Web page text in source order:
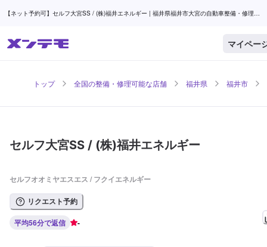
【ネット予約可】セルフ大宮SS / (株)福井エネルギー | 福井県福井市大宮の自動車整備・修理可
マイペー
トップ 全国の整備・修理可能な店舗 福井県 福井市
セルフ大宮SS / (株)福井エネルギー
セルフオオミヤエスエス / フクイエネルギー
リクエスト予約
平均56分で返信 -